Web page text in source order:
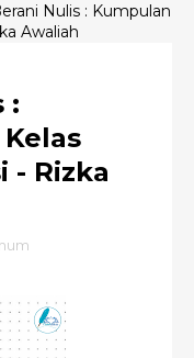
Nulis : Kumpulan
Awaliah
:
- Rizka